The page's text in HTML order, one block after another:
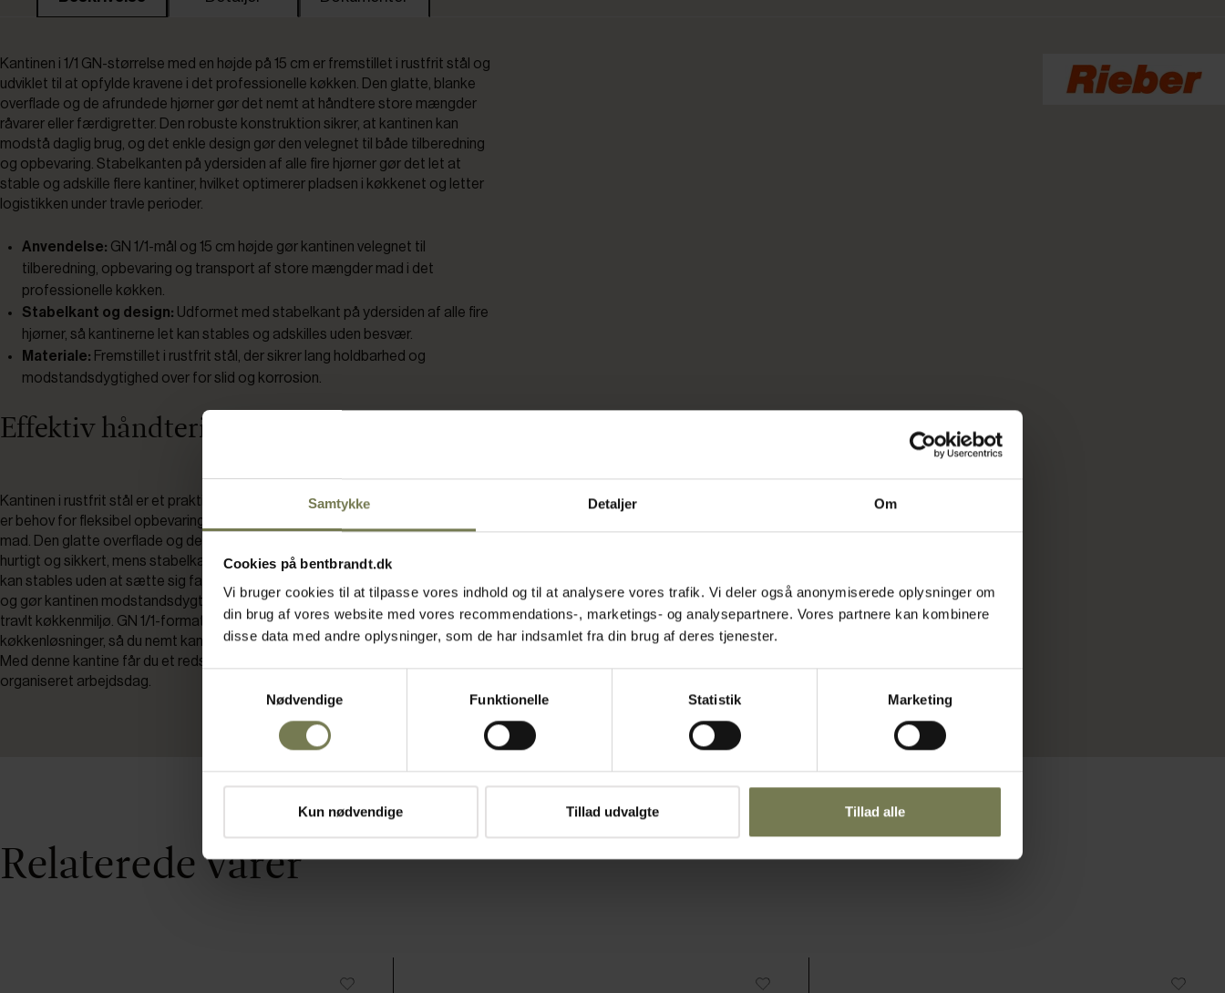
Samtykke Detaljer Om
Cookies på bentbrandt.dk
Vi bruger cookies til at tilpasse vores indhold og til at analysere vores trafik. Vi deler også anonymiserede oplysninger om
din brug af vores website med vores recommendations-, marketings- og analysepartnere. Vores partnere kan kombinere
disse data med andre oplysninger, som de har indsamlet fra din brug af deres tjenester.
Nødvendige
Funktionelle Statistik Marketing
Kun nødvendige Tillad udvalgte Tillad alle
Kantinen i 1/1 GN-størrelse med en højde på 15 cm er fremstillet i rustfrit stål og
udviklet til at opfylde kravene i det professionelle køkken. Den glatte, blanke
overflade og de afrundede hjørner gør det nemt at håndtere store mængder
råvarer eller færdigretter. Den robuste konstruktion sikrer, at kantinen kan
modstå daglig brug, og det enkle design gør den velegnet til både tilberedning
og opbevaring. Stabelkanten på ydersiden af alle fire hjørner gør det let at
stable og adskille flere kantiner, hvilket optimerer pladsen i køkkenet og letter
logistikken under travle perioder.
Anvendelse: GN 1/1-mål og 15 cm højde gør kantinen velegnet til
tilberedning, opbevaring og transport af store mængder mad i det
professionelle køkken.
Stabelkant og design: Udformet med stabelkant på ydersiden af alle fire
hjørner, så kantinerne let kan stables og adskilles uden besvær.
Materiale: Fremstillet i rustfrit stål, der sikrer lang holdbarhed og
modstandsdygtighed over for slid og korrosion.
Effektiv håndtering og pladsbesparelse
Kantinen i rustfrit stål er et praktisk valg til det professionelle køkken, hvor der
er behov for fleksibel opbevaring og effektiv håndtering af store mængder
mad. Den glatte overflade og de afrundede hjørner gør det let at arbejde
hurtigt og sikkert, mens stabelkanten på alle fire hjørner sikrer, at flere kantiner
kan stables uden at sætte sig fast. Det robuste rustfri stål giver en flot finish
og gør kantinen modstandsdygtig over for daglig brug, hvilket er vigtigt i et
travlt køkkenmiljø. GN 1/1-formatet passer til standardiserede
køkkenløsninger, så du nemt kan integrere kantinen i eksisterende systemer.
Med denne kantine får du et redskab, der understøtter en effektiv og
organiseret arbejdsdag.
Relaterede varer